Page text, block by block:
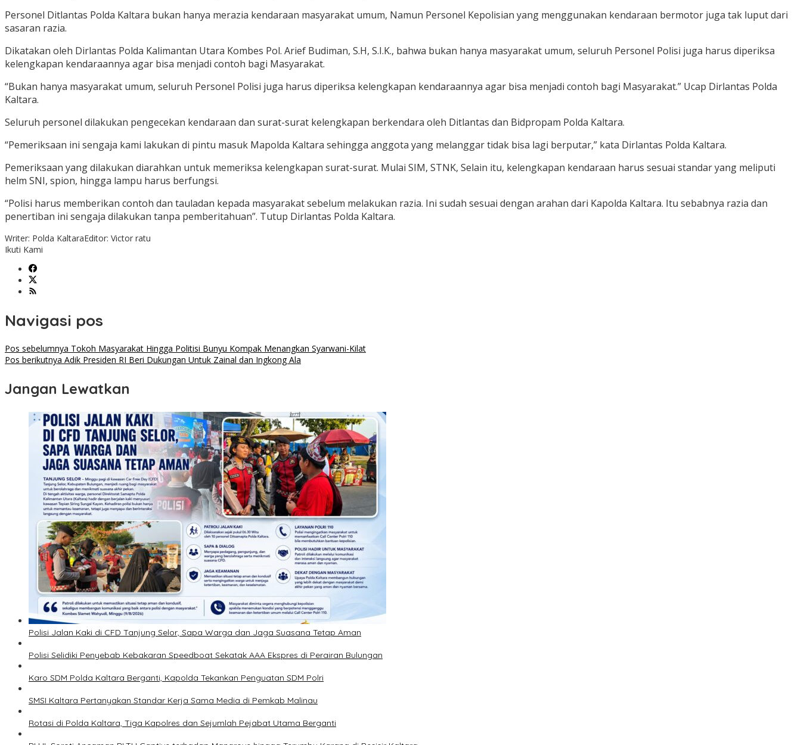
Personel Ditlantas Polda Kaltara bukan hanya merazia kendaraan masyarakat umum, Namun Personel Kepolisian yang menggunakan kendaraan bermotor juga tak luput dari
sasaran razia.
Dikatakan oleh Dirlantas Polda Kalimantan Utara Kombes Pol. Arief Budiman, S.H, S.I.K., bahwa bukan hanya masyarakat umum, seluruh Personel Polisi juga harus diperiksa
kelengkapan kendaraannya agar bisa menjadi contoh bagi Masyarakat.
“Bukan hanya masyarakat umum, seluruh Personel Polisi juga harus diperiksa kelengkapan kendaraannya agar bisa menjadi contoh bagi Masyarakat.” Ucap Dirlantas Polda
Kaltara.
Seluruh personel dilakukan pengecekan kendaraan dan surat-surat kelengkapan berkendara oleh Ditlantas dan Bidpropam Polda Kaltara.
“Pemeriksaan ini sengaja kami lakukan di pintu masuk Mapolda Kaltara sehingga anggota yang melanggar tidak bisa lagi berputar,” kata Dirlantas Polda Kaltara.
Pemeriksaan yang dilakukan diarahkan untuk memeriksa kelengkapan surat-surat. Mulai SIM, STNK, Selain itu, kelengkapan kendaraan harus sesuai standar yang meliputi
helm SNI, spion, hingga lampu harus berfungsi.
“Polisi harus memberikan contoh dan tauladan kepada masyarakat sebelum melakukan razia. Ini sudah sesuai dengan arahan dari Kapolda Kaltara. Itu sebabnya razia dan
penertiban ini sengaja dilakukan tanpa pemberitahuan”. Tutup Dirlantas Polda Kaltara.
Writer: Polda KaltaraEditor: Victor ratu
Ikuti Kami
Navigasi pos
Pos sebelumnya Tokoh Masyarakat Hingga Politisi Bunyu Kompak Menangkan Syarwani-Kilat
Pos berikutnya Adik Presiden RI Beri Dukungan Untuk Zainal dan Ingkong Ala
Jangan Lewatkan
Polisi Jalan Kaki di CFD Tanjung Selor, Sapa Warga dan Jaga Suasana Tetap Aman
Polisi Selidiki Penyebab Kebakaran Speedboat Sekatak AAA Ekspres di Perairan Bulungan
Karo SDM Polda Kaltara Berganti, Kapolda Tekankan Penguatan SDM Polri
SMSI Kaltara Pertanyakan Standar Kerja Sama Media di Pemkab Malinau
Rotasi di Polda Kaltara, Tiga Kapolres dan Sejumlah Pejabat Utama Berganti